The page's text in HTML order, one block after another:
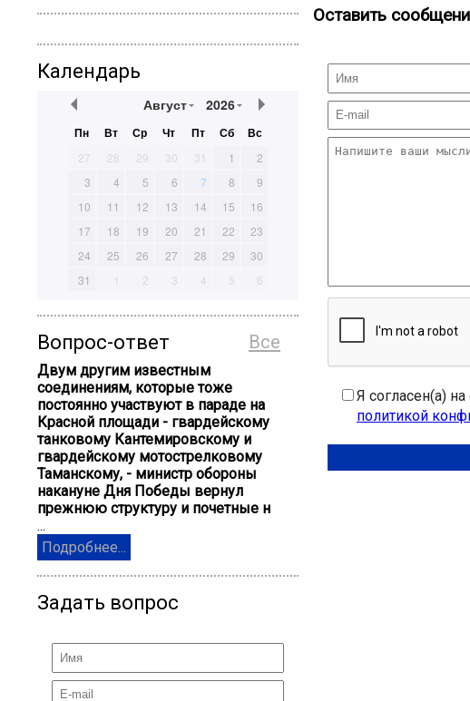
Календарь
Август 2026
Пн Вт Ср Чт Пт Сб Вс
27 28 29 30 31 1
2
3
4 5 6 7 8
9
10
11 12 13 14 15
16
17
18 19 20 21 22
23
24
25 26 27 28 29
30
31
1 2 3 4 5 6
Все
Вопрос-ответ
Двум другим известным
соединениям, которые тоже
постоянно участвуют в параде на
Красной площади - гвардейскому
танковому Кантемировскому и
гвардейскому мотострелковому
Таманскому, - министр обороны
накануне Дня Победы вернул
прежнюю структуру и почетные н
...
Подробнее...
Задать вопрос
Оставить
Я согласен(а)
политикой